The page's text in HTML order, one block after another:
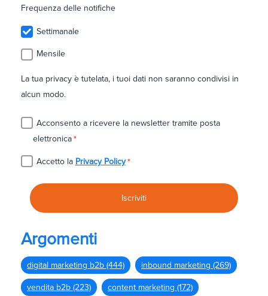
Frequenza delle notifiche
Settimanale
Mensile
La tua privacy è tutelata, i tuoi dati non saranno condivisi in
alcun modo.
Acconsento a ricevere la newsletter tramite posta
elettronica*
Accetto la Privacy Policy *
Argomenti
digital marketing b2b (444) inbound marketing (269)
vendita b2b (223) content marketing (172)